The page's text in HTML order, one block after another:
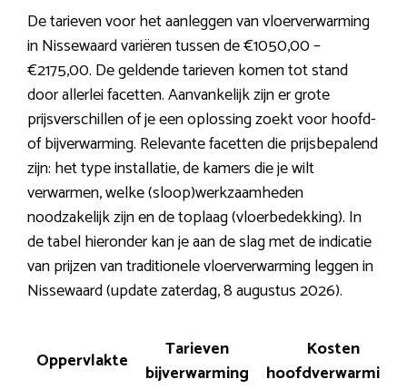
De tarieven voor het aanleggen van vloerverwarming
in Nissewaard variëren tussen de €1050,00 –
€2175,00. De geldende tarieven komen tot stand
door allerlei facetten. Aanvankelijk zijn er grote
prijsverschillen of je een oplossing zoekt voor hoofd-
of bijverwarming. Relevante facetten die prijsbepalend
zijn: het type installatie, de kamers die je wilt
verwarmen, welke (sloop)werkzaamheden
noodzakelijk zijn en de toplaag (vloerbedekking). In
de tabel hieronder kan je aan de slag met de indicatie
van prijzen van traditionele vloerverwarming leggen in
Nissewaard (update zaterdag, 8 augustus 2026).
Oppervlakte
Tarieven
bijverwarming
Kosten
hoofdverwarming